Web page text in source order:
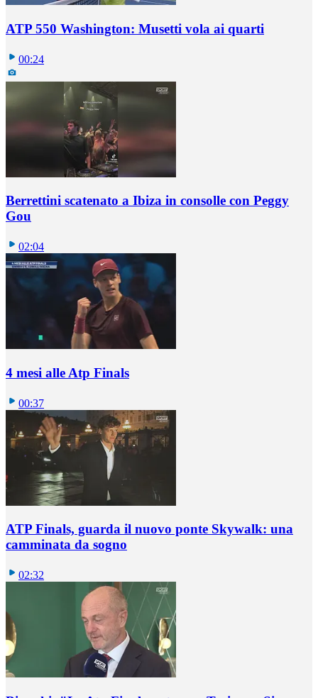
ATP 550 Washington: Musetti vola ai quarti
00:24
Berrettini scatenato a Ibiza in consolle con Peggy
Gou
02:04
4 mesi alle Atp Finals
00:37
ATP Finals, guarda il nuovo ponte Skywalk: una
camminata da sogno
02:32